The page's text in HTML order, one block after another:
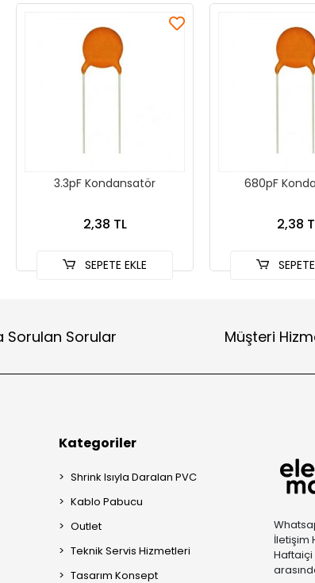
3.3pF Kondansatör
2,38 TL
SEPETE EKLE
680pF
2,38
Sorulan Sorular Müşteri
Kategoriler
Shrink Isıyla Daralan PVC
Kablo Pabucu
Outlet
Teknik Servis Hizmetleri
Tasarım Konsept
İletişim
Haftaiçi